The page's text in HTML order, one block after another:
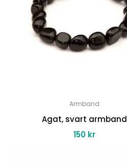
Armband
Agat, svart armband
150 kr